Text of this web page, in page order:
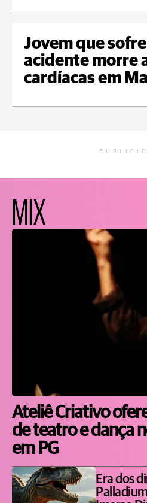
Jovem que
acidente morre
cardíacas em
MIX
Ateliê Criativo
de teatro e dança
em PG
Era dos